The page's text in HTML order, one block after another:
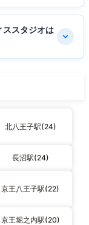
ススタジオは
北八王子駅(24)
長沼駅(24)
京王八王子駅(22)
京王堀之内駅(20)